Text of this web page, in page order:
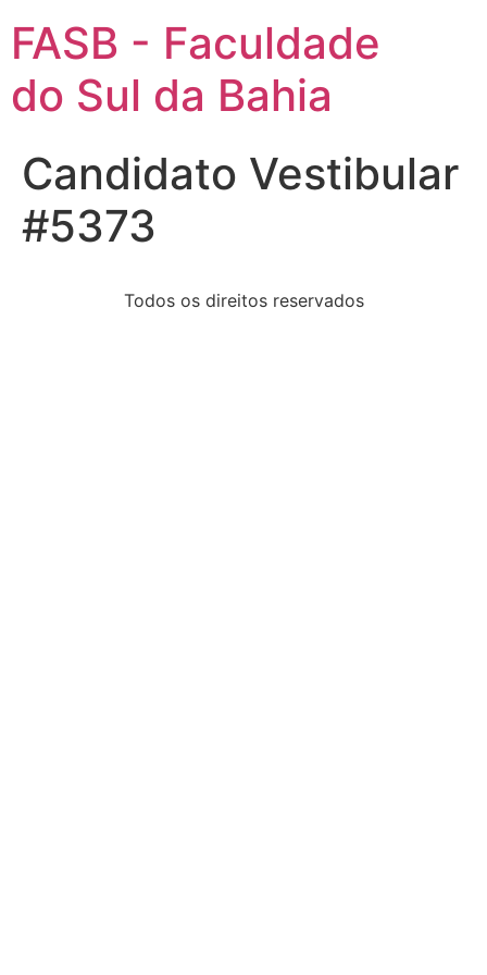
FASB - Faculdade
do Sul da Bahia
Candidato Vestibular
#5373
Todos os direitos reservados